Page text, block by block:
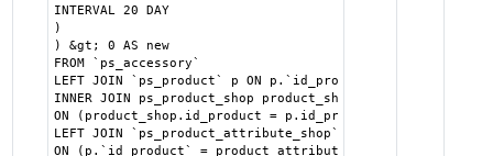
INTERVAL 20 DAY
)
) &gt; 0 AS new
FROM `ps_accessory`
LEFT JOIN `ps_product` p ON p.`id_product` =
INNER JOIN ps_product_shop product_shop
ON (product_shop.id_product = p.id_product AND
LEFT JOIN `ps_product_attribute_shop`
ON (p.`id_product` = product_attribute_shop.`id_product`